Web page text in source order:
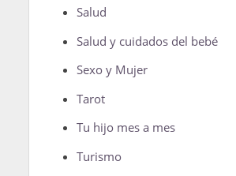
Salud
Salud y cuidados del bebé
Sexo y Mujer
Tarot
Tu hijo mes a mes
Turismo